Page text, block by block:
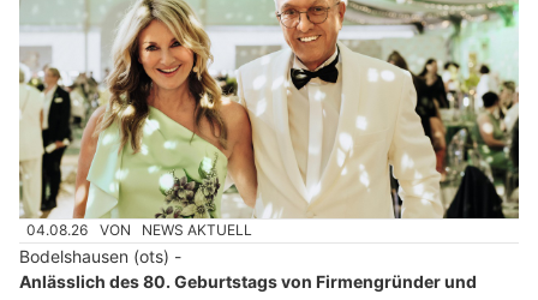
04.08.26 VON NEWS AKTUELL
Bodelshausen (ots) -
Anlässlich des 80. Geburtstags von Firmengründer und